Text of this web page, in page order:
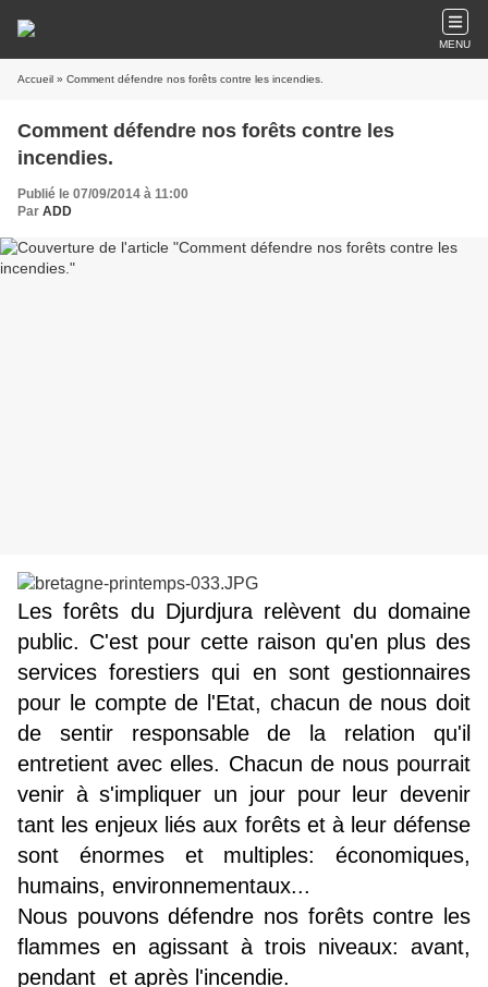
MENU
Accueil » Comment défendre nos forêts contre les incendies.
Comment défendre nos forêts contre les
incendies.
Publié le 07/09/2014 à 11:00
Par ADD
Les forêts du Djurdjura relèvent du domaine
public. C'est pour cette raison qu'en plus des
services forestiers qui en sont gestionnaires
pour le compte de l'Etat, chacun de nous doit
de sentir responsable de la relation qu'il
entretient avec elles. Chacun de nous pourrait
venir à s'impliquer un jour pour leur devenir
tant les enjeux liés aux forêts et à leur défense
sont énormes et multiples: économiques,
humains, environnementaux...
Nous pouvons défendre nos forêts contre les
flammes en agissant à trois niveaux: avant,
pendant et après l'incendie.